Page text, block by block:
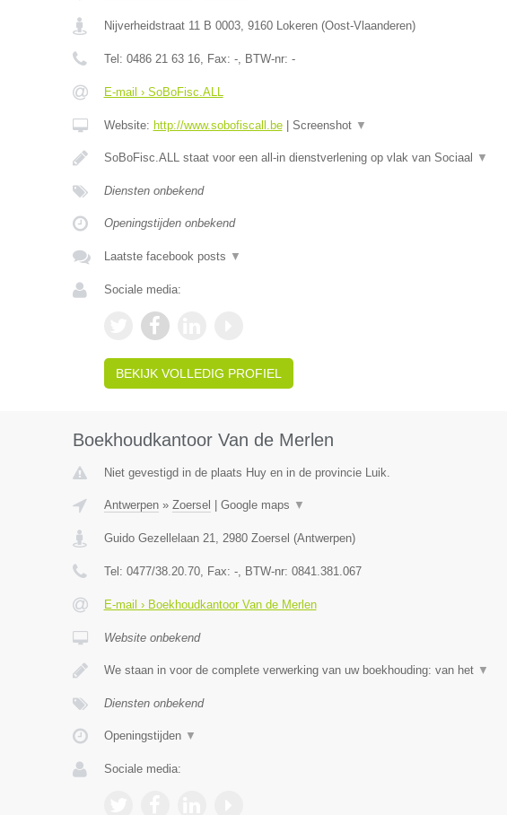
Nijverheidstraat 11 B 0003, 9160 Lokeren(Oost-Vlaanderen)
Tel: 0486 21 63 16, Fax: -, BTW-nr: -
E-mail › SoBoFisc.ALL
Website: http://www.sobofiscall.be| Screenshot ▼
SoBoFisc.ALL staat voor een all-in dienstverlening op vlak van Sociaal ▼
Diensten onbekend
Openingstijden onbekend
Laatste facebook posts ▼
Sociale media:
BEKIJK VOLLEDIG PROFIEL
Boekhoudkantoor Van de Merlen
Niet gevestigd in de plaats Huy en in de provincie Luik.
Antwerpen» Zoersel Google maps ▼
Guido Gezellelaan 21, 2980 Zoersel (Antwerpen)
Tel: 0477/38.20.70, Fax: -, BTW-nr: 0841.381.067
E-mail › Boekhoudkantoor Van de Merlen
Website onbekend
We staan in voor de complete verwerking van uw boekhouding: van het ▼
Diensten onbekend
Openingstijden ▼
Sociale media: